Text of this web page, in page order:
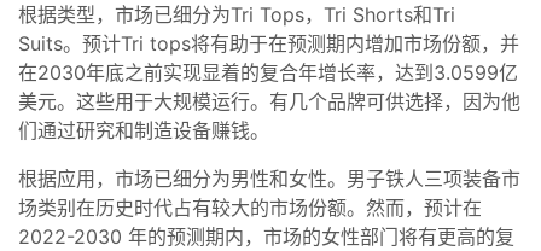
根据类型，市场已细分为Tri Tops，Tri Shorts和Tri
Suits。预计Tri tops将有助于在预测期内增加市场份额，并
在2030年底之前实现显着的复合年增长率，达到3.0599亿
美元。这些用于大规模运行。有几个品牌可供选择，因为他
们通过研究和制造设备赚钱。
根据应用，市场已细分为男性和女性。男子铁人三项装备市
场类别在历史时代占有较大的市场份额。然而，预计在
2022-2030 年的预测期内，市场的女性部门将有更高的复